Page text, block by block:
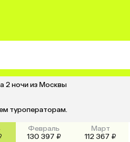
2 ночи из Москвы
туроператорам.
Февраль
130 397 ₽
Март
112 367 ₽